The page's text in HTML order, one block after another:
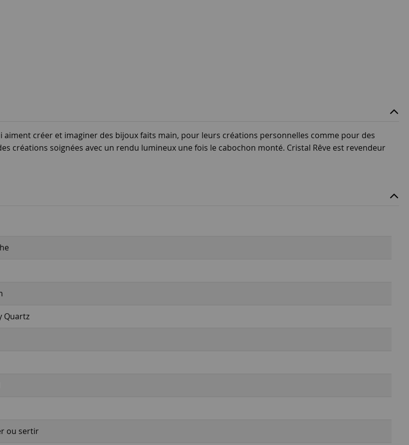
aiment créer et imaginer des bijoux faits main, pour leurs créations personnelles comme pour des
créations soignées avec un rendu lumineux une fois le cabochon monté. Cristal Rêve est revendeur
Quartz
ou sertir